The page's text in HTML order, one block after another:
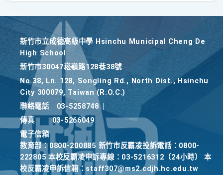
新竹巿立成德高級中學 Hsinchu Municipal Cheng De
High School
新竹巿30047崧嶺路128巷38號
No.38, Ln. 128, Songling Rd., North Dist., Hsinchu
City 300079, Taiwan (R.O.C.)
聯絡電話
03-5258748
傳真
03-5266049
電子信箱
教育部：0800-200885 新竹市反霸凌投訴電話：0800-
222805 本校反霸凌申訴專線：03-5216312（24小時） 本
校反霸凌申訴信箱：staff307@ms2.cdjh.hc.edu.tw